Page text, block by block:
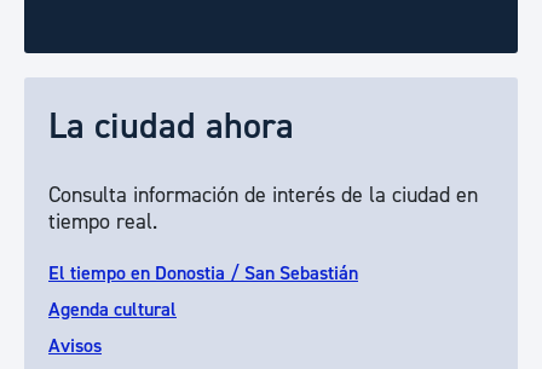
La ciudad ahora
Consulta información de interés de la ciudad en
tiempo real.
El tiempo en Donostia / San Sebastián
Agenda cultural
Avisos